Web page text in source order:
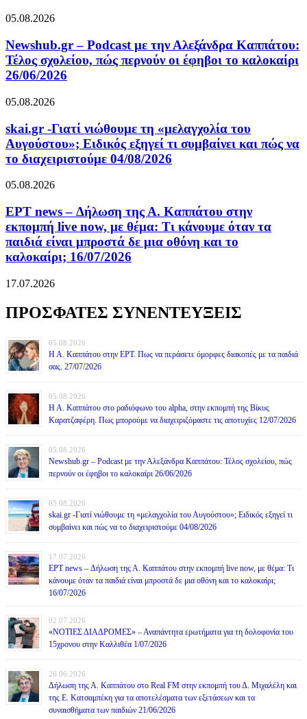
05.08.2026
Newshub.gr – Podcast με την Αλεξάνδρα Καππάτου:
Τέλος σχολείου, πώς περνούν οι έφηβοι το καλοκαίρι
26/06/2026
05.08.2026
skai.gr -Γιατί νιώθουμε τη «μελαγχολία του
Αυγούστου»; Ειδικός εξηγεί τι συμβαίνει και πώς να
το διαχειριστούμε 04/08/2026
05.08.2026
ΕΡΤ news – Δήλωση της Α. Καππάτου στην
εκπομπή live now, με θέμα: Τι κάνουμε όταν τα
παιδιά είναι μπροστά δε μια οθόνη και το
καλοκαίρι; 16/07/2026
17.07.2026
ΠΡΟΣΦΑΤΕΣ ΣΥΝΕΝΤΕΥΞΕΙΣ
05.08.2026
Η Α. Καππάτου στην ΕΡΤ. Πως να περάσετε όμορφες διακοπές με τα παιδιά
σας. 27/07/2026
05.08.2026
Η Α. Καππάτου στο ραδιόφωνο του alpha, στην εκπομπή της Βίκυς
Καρατζαφέρη. Πως μπορούμε να διαχειριζόμαστε τις αποτυχίες 12/07/2026
05.08.2026
Newshub.gr – Podcast με την Αλεξάνδρα Καππάτου: Τέλος σχολείου, πώς
περνούν οι έφηβοι το καλοκαίρι 26/06/2026
05.08.2026
skai.gr -Γιατί νιώθουμε τη «μελαγχολία του Αυγούστου»; Ειδικός εξηγεί τι
συμβαίνει και πώς να το διαχειριστούμε 04/08/2026
17.07.2026
ΕΡΤ news – Δήλωση της Α. Καππάτου στην εκπομπή live now, με θέμα: Τι
κάνουμε όταν τα παιδιά είναι μπροστά δε μια οθόνη και το καλοκαίρι;
16/07/2026
02.07.2026
«ΝΟΤΙΕΣ ΔΙΑΔΡΟΜΕΣ» – Αναπάντητα ερωτήματα για τη δολοφονία του
15χρονου στην Καλλιθέα 1/07/2026
26.06.2026
Δήλωση της Α. Καππάτου στο Real FM στην εκπομπή του Δ. Μιχαλέλη και
της Ε. Κατσαμπέκη για τα αποτελέσματα των εξετάσεων και τα
συναισθήματα των παιδιών 21/06/2026